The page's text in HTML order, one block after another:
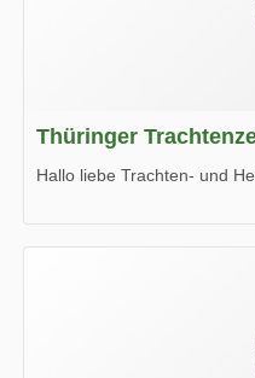
Thüringer
Hallo liebe Trachten- und
Wir wünschen Euch viel